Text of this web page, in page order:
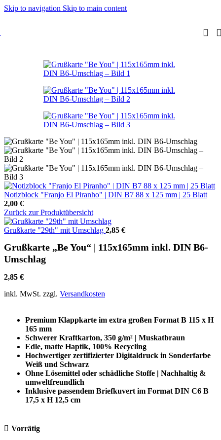
Skip to navigation Skip to main content
Notizblock "Franjo El Piranho" | DIN B7 88 x 125 mm | 25 Blatt
2,00 €
Zurück zur Produktübersicht
Grußkarte "29th" mit Umschlag 2,85 €
Grußkarte „Be You“ | 115x165mm inkl. DIN B6-
Umschlag
2,85 €
inkl. MwSt. zzgl. Versandkosten
Premium Klappkarte im extra großen Format B 115 x H
165 mm
Schwerer Kraftkarton, 350 g/m² | Muskatbraun
Edle, matte Haptik, 100% Recycling
Hochwertiger zertifizierter Digitaldruck in Sonderfarbe
Weiß und Schwarz
Ohne Lösemittel oder schädliche Stoffe | Nachhaltig &
umweltfreundlich
Inklusive passendem Briefkuvert im Format DIN C6 B
17,5 x H 12,5 cm
Vorrätig